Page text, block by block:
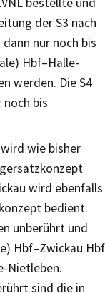
der S3 nach
nur noch bis
Hbf–Halle-
werden. Die S4
noch bis
wie bisher
wird ebenfalls
bedient.
unberührt und
Hbf–Zwickau Hbf
Nietleben.
sind die in